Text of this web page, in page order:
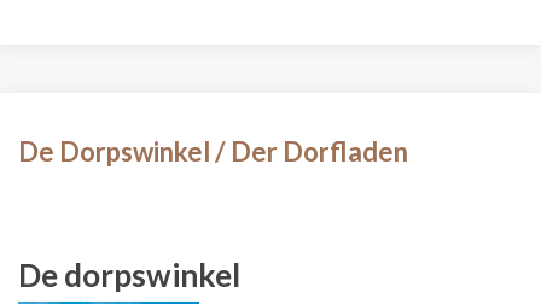
De Dorpswinkel / Der Dorfladen
De dorpswinkel